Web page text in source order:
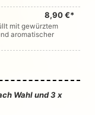
8,90 €*
mit gewürztem
aromatischer
Wahl und 3 x